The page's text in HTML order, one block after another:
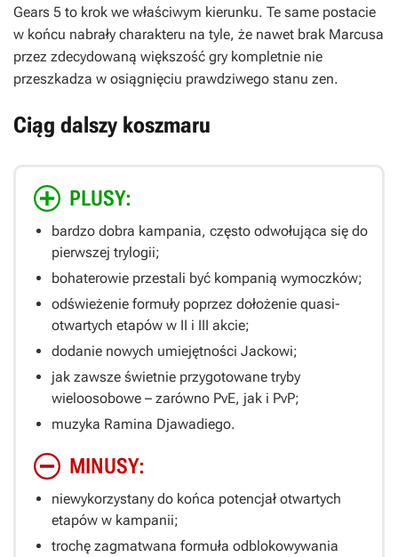
Gears 5 to krok we właściwym kierunku. Te same postacie
w końcu nabrały charakteru na tyle, że nawet brak Marcusa
przez zdecydowaną większość gry kompletnie nie
przeszkadza w osiągnięciu prawdziwego stanu zen.
Ciąg dalszy koszmaru
PLUSY:
bardzo dobra kampania, często odwołująca się do
pierwszej trylogii;
bohaterowie przestali być kompanią wymoczków;
odświeżenie formuły poprzez dołożenie quasi-
otwartych etapów w II i III akcie;
dodanie nowych umiejętności Jackowi;
jak zawsze świetnie przygotowane tryby
wieloosobowe – zarówno PvE, jak i PvP;
muzyka Ramina Djawadiego.
MINUSY:
niewykorzystany do końca potencjał otwartych
etapów w kampanii;
trochę zagmatwana formuła odblokowywania